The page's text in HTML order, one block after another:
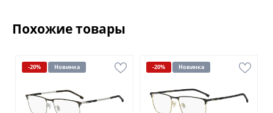
Похожие товары
-20% Новинка -20% Новинка